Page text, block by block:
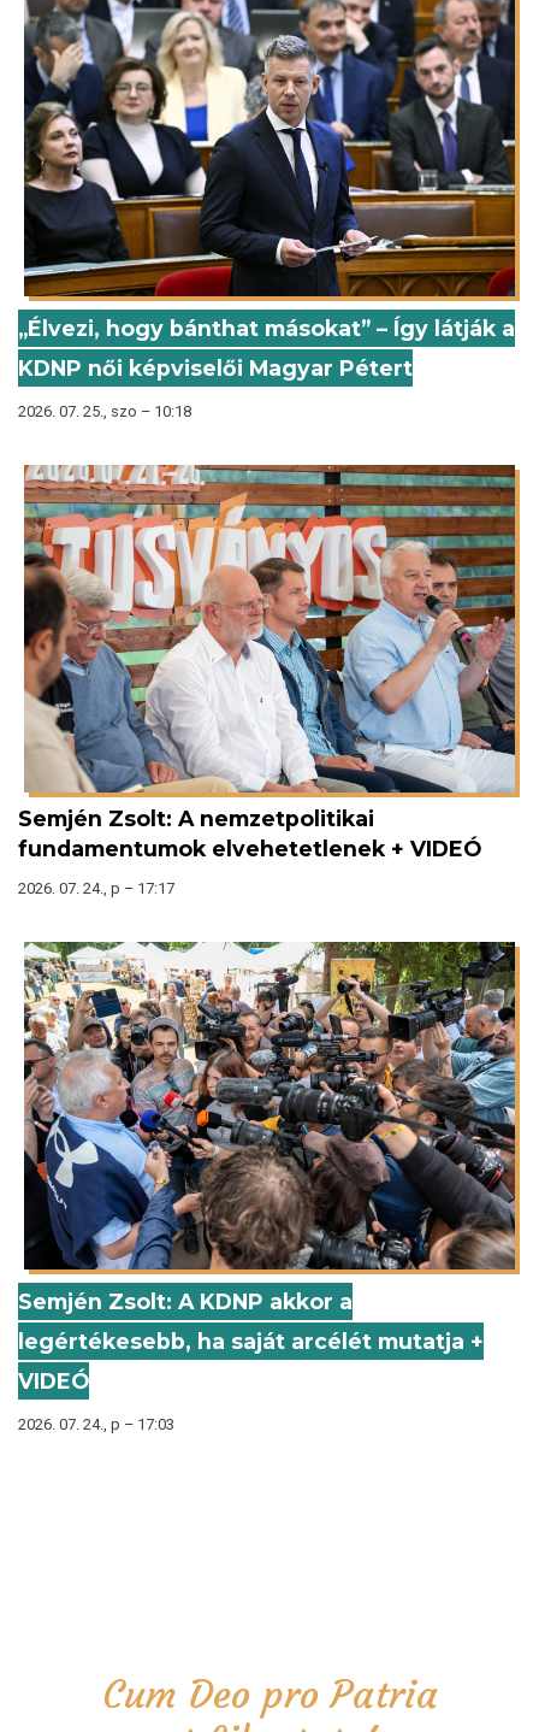
„Élvezi, hogy bánthat másokat” – Így látják a
KDNP női képviselői Magyar Pétert
2026. 07. 25., szo – 10:18
Semjén Zsolt: A nemzetpolitikai
fundamentumok elvehetetlenek + VIDEÓ
2026. 07. 24., p – 17:17
Semjén Zsolt: A KDNP akkor a
legértékesebb, ha saját arcélét mutatja +
VIDEÓ
2026. 07. 24., p – 17:03
Cum Deo pro Patria